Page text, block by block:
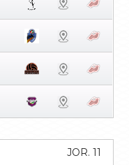
JOR. 11